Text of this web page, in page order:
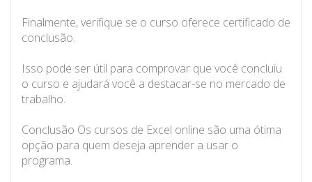
Finalmente, verifique se o curso oferece certificado de
conclusão.
Isso pode ser útil para comprovar que você concluiu
o curso e ajudará você a destacar-se no mercado de
trabalho.
Conclusão Os cursos de Excel online são uma ótima
opção para quem deseja aprender a usar o
programa.